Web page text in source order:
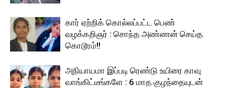
கார் ஏற்றிக் கொல்லப்பட்ட பெண்
வழக்கறிஞர் : சொந்த அண்ணன் செய்த
கொடூரம்!!
அநியாயமா இப்படி ரெண்டு உயிரை காவு
வாங்கிட்டீங்களே : 6 மாத குழந்தையுடன்